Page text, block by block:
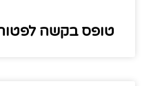
טופס בקשה לפטור